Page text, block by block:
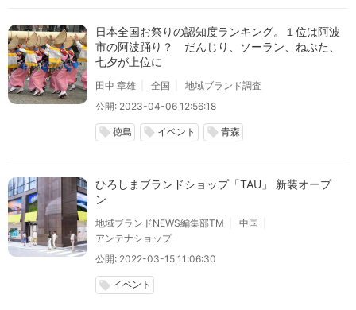
日本全国お祭りの認知度ランキング。１位は阿波
市の阿波踊り？ だんじり、ソーラン、ねぶた、
七夕が上位に
田中 章雄 全国
地域ブランド調査
公開: 2023-04-06 12:56:18
local_offer 徳島 local_offer イベント local_offer 青森
ひろしまブランドショップ「TAU」 新装オープ
ン
地域ブランドNEWS編集部TM
中国
アンテナショップ
公開: 2022-03-15 11:06:30
local_offer イベント